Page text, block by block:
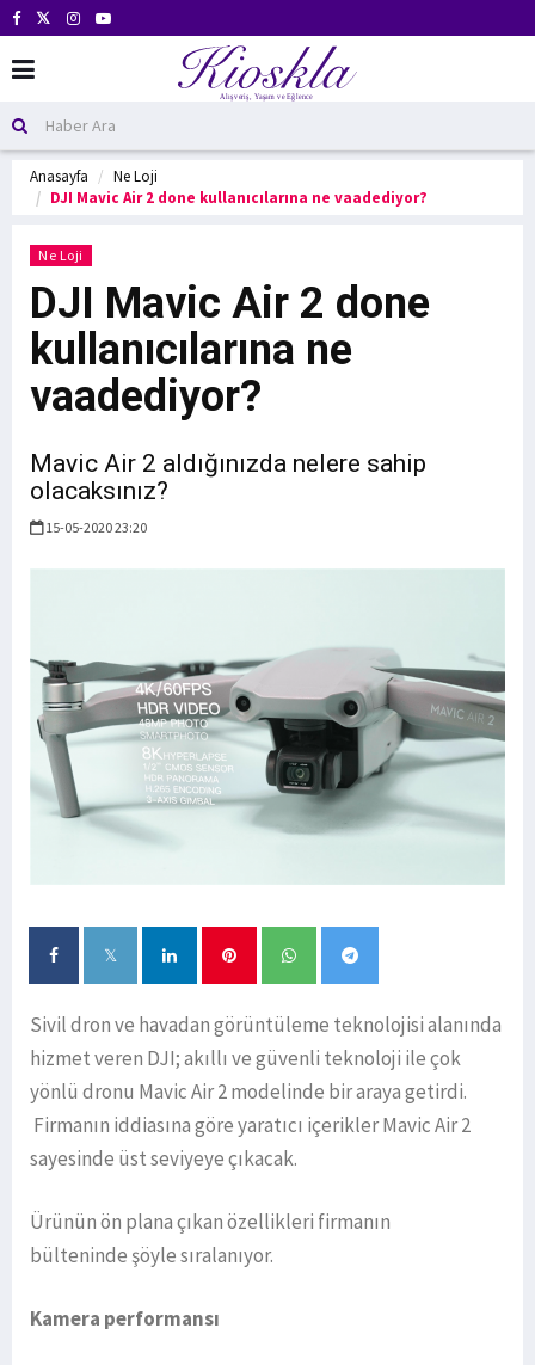
Anasayfa
Ne Loji
DJI Mavic Air 2 done kullanıcılarına ne vaadediyor?
Ne Loji
DJI Mavic Air 2 done
kullanıcılarına ne
vaadediyor?
Mavic Air 2 aldığınızda nelere sahip
olacaksınız?
15-05-2020 23:20
Sivil dron ve havadan görüntüleme teknolojisi alanında
hizmet veren DJI; akıllı ve güvenli teknoloji ile çok
yönlü dronu Mavic Air 2 modelinde bir araya getirdi.
Firmanın iddiasına göre yaratıcı içerikler Mavic Air 2
sayesinde üst seviyeye çıkacak.
Ürünün ön plana çıkan özellikleri firmanın
bülteninde şöyle sıralanıyor.
Kamera performansı